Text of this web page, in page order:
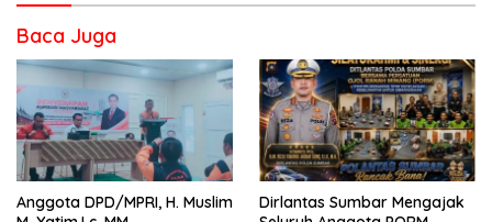
Baca Juga
Anggota DPD/MPRI, H. Muslim
Dirlantas Sumbar Mengajak